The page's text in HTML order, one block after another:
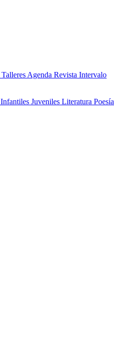
Talleres Agenda Revista Intervalo
Infantiles Juveniles Literatura Poesía